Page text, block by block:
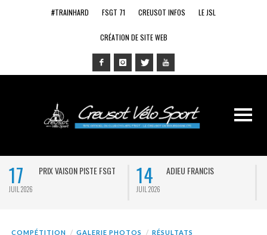
#TRAINHARD FSGT 71 CREUSOT INFOS LE JSL
CRÉATION DE SITE WEB
17
JUIL 2026
PRIX VAISON PISTE FSGT 14
JUIL 2026
ADIEU FRANCIS
COMPÉTITION GALERIE PHOTOS RÉSULTATS